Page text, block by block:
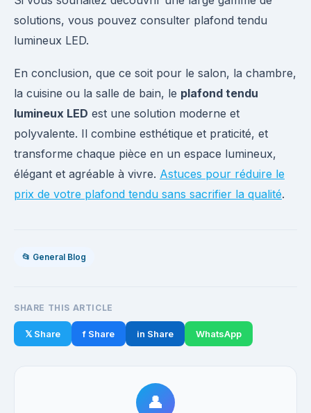
solutions, vous pouvez consulter plafond tendu
lumineux LED.
En conclusion, que ce soit pour le salon, la chambre,
la cuisine ou la salle de bain, le plafond tendu
lumineux LED est une solution moderne et
polyvalente. Il combine esthétique et praticité, et
transforme chaque pièce en un espace lumineux,
élégant et agréable à vivre. Astuces pour réduire le
prix de votre plafond tendu sans sacrifier la qualité.
📂 General Blog
SHARE THIS ARTICLE
𝕏 Share f Share in Share WhatsApp
👤